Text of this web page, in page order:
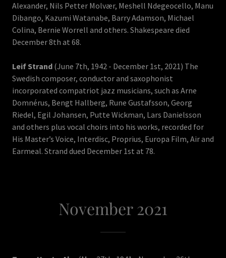
Alexander, Nils Petter Molvær, Meshell Ndegeocello, Manu
Dibango, Kazumi Watanabe, Barry Adamson, Michael
Colina, Bernie Worrell and others. Shakespeare died
December 8th at 68.
Leif Strand (June 7th, 1942 - December 1st, 2021) The
Swedish composer, conductor and saxophonist
incorporated compatriot jazz musicians, such as Arne
Domnérus, Bengt Hallberg, Rune Gustafsson, Georg
Riedel, Egil Johansen, Putte Wickman, Lars Danielsson
and others plus vocal choirs into his works, recorded for
His Master’s Voice, Interdisc, Proprius, Europa Film, Air and
Earmeal. Strand dued December 1st at 78.
November 2021